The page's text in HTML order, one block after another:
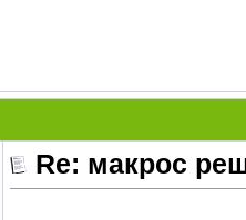
Re: макрос